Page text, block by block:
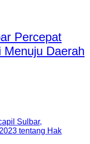
Percepat
Menuju Daerah